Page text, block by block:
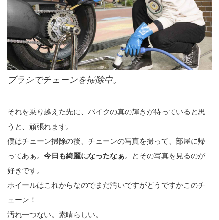
ブラシでチェーンを掃除中。
それを乗り越えた先に、バイクの真の輝きが待っていると思
うと、頑張れます。
僕はチェーン掃除の後、チェーンの写真を撮って、部屋に帰
ってあぁ。 今日も綺麗になったなぁ。とその写真を見るのが
好きです。
ホイールはこれからなのでまだ汚いですがどうですかこのチ
ェーン！
汚れ一つない。素晴らしい。